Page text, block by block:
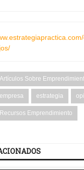
Artículos Sobre
empresa estrategia
Recursos Emprendimiento